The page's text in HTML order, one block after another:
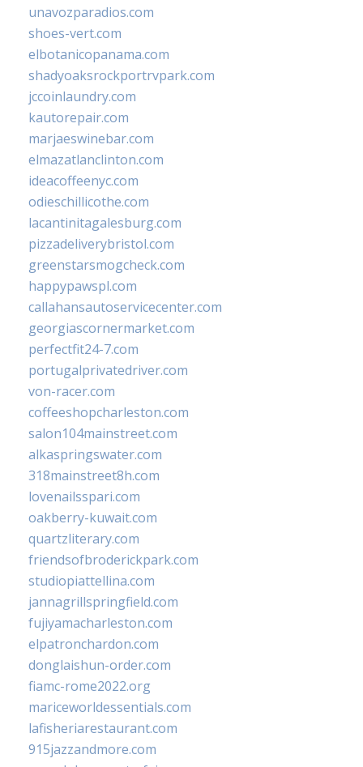
unavozparadios.com
shoes-vert.com
elbotanicopanama.com
shadyoaksrockportrvpark.com
jccoinlaundry.com
kautorepair.com
marjaeswinebar.com
elmazatlanclinton.com
ideacoffeenyc.com
odieschillicothe.com
lacantinitagalesburg.com
pizzadeliverybristol.com
greenstarsmogcheck.com
happypawspl.com
callahansautoservicecenter.com
georgiascornermarket.com
perfectfit24-7.com
portugalprivatedriver.com
von-racer.com
coffeeshopcharleston.com
salon104mainstreet.com
alkaspringswater.com
318mainstreet8h.com
lovenailsspari.com
oakberry-kuwait.com
quartzliterary.com
friendsofbroderickpark.com
studiopiattellina.com
jannagrillspringfield.com
fujiyamacharleston.com
elpatronchardon.com
donglaishun-order.com
fiamc-rome2022.org
mariceworldessentials.com
lafisheriarestaurant.com
915jazzandmore.com